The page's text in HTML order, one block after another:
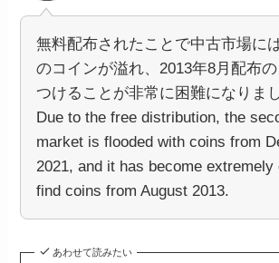
無料配布されたことで中古市場に
のコインが溢れ、2013年8月配布
つけることが非常に困難になりまし
Due to the free distribution, the
market is flooded with coins from
2021, and it has become
find coins from August 2013.
あわせて読みたい